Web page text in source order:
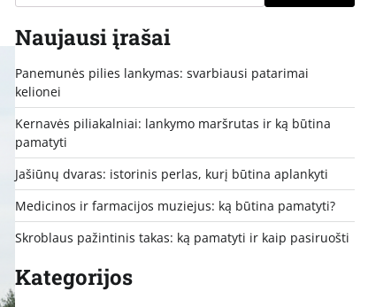
Naujausi įrašai
Panemunės pilies lankymas: svarbiausi patarimai
kelionei
Kernavės piliakalniai: lankymo maršrutas ir ką būtina
pamatyti
Jašiūnų dvaras: istorinis perlas, kurį būtina aplankyti
Medicinos ir farmacijos muziejus: ką būtina pamatyti?
Skroblaus pažintinis takas: ką pamatyti ir kaip pasiruošti
Kategorijos